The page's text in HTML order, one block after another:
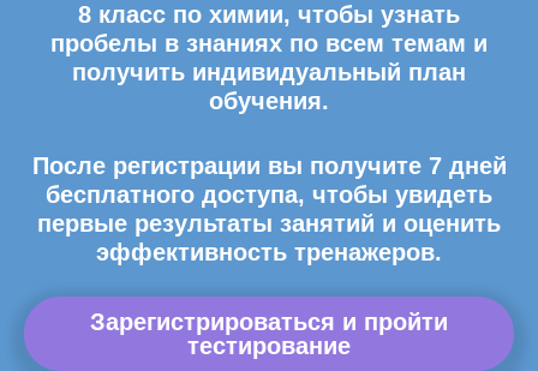
8 класс по химии, чтобы узнать
пробелы в знаниях по всем темам и
получить индивидуальный план
обучения.
После регистрации вы получите 7 дней
бесплатного доступа, чтобы увидеть
первые результаты занятий и оценить
эффективность тренажеров.
Зарегистрироваться и пройти
тестирование